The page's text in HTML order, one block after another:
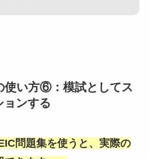
使い方⑥：模試としてス
ョンする
問題集を使うと、実際の